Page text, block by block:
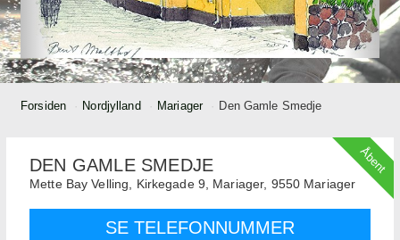
Forsiden Nordjylland Mariager Den Gamle Smedje
Åbent
DEN GAMLE SMEDJE
Mette Bay Velling, Kirkegade 9, Mariager, 9550 Mariager
SE TELEFONNUMMER